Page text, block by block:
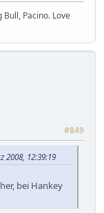
Pacino. Love
#849
2008, 12:39:19
bei Hankey